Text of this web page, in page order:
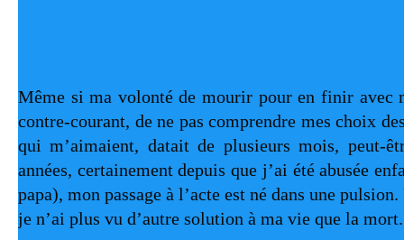
Même si ma volonté de mourir pour en finir avec
contre-courant, de ne pas comprendre mes choix
qui m’aimaient, datait de plusieurs mois, peut-
années, certainement depuis que j’ai été abusée
papa), mon passage à l’acte est né dans une
je n’ai plus vu d’autre solution à ma vie que la